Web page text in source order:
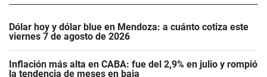
Dólar hoy y dólar blue en Mendoza: a cuánto cotiza este
viernes 7 de agosto de 2026
Inflación más alta en CABA: fue del 2,9% en julio y rompió
la tendencia de meses en baja